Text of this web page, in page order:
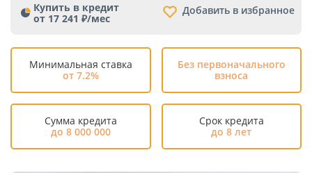
Купить в кредит
от 17 241 ₽/мес
Добавить в избранное
Минимальная ставка
от 7.2%
Без первоначального
взноса
Сумма кредита
до 8 000 000
Срок кредита
до 8 лет